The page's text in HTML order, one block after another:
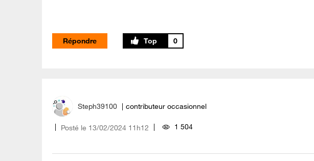
Répondre 0
Steph39100 contributeur occasionnel
Posté le ‎13/02/2024 11h12 1 504